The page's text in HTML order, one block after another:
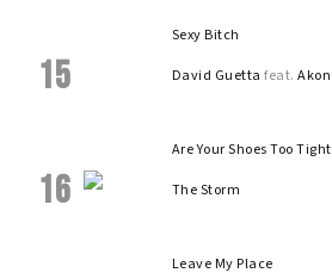
15
Sexy Bitch
David Guetta feat.Akon
16
Are Your Shoes Too Tight
The Storm
Leave My Place